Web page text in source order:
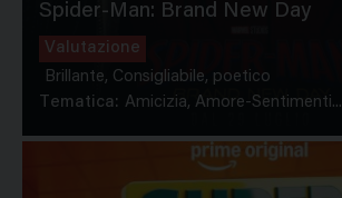
Spider-Man: Brand New Day
Valutazione
Brillante, Consigliabile, poetico
Tematica: Amicizia, Amore-Sentimenti...